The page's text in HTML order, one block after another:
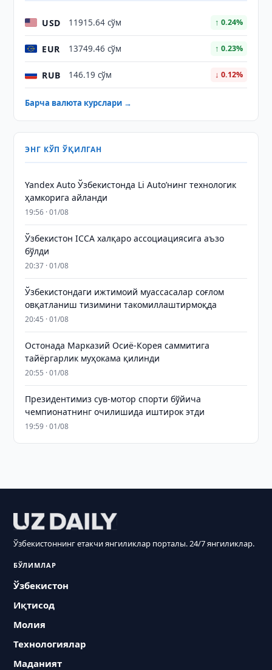
USD 11915.64 сўм ↑ 0.24%
EUR 13749.46 сўм ↑ 0.23%
RUB 146.19 сўм ↓ 0.12%
Барча валюта курслари →
ЭНГ КЎП ЎҚИЛГАН
Yandex Auto Ўзбекистонда Li Auto’нинг технологик
ҳамкорига айланди
19:56 · 01/08
Ўзбекистон ICCA халқаро ассоциациясига аъзо
бўлди
20:37 · 01/08
Ўзбекистондаги ижтимоий муассасалар соғлом
овқатланиш тизимини такомиллаштирмоқда
20:45 · 01/08
Остонада Марказий Осиё-Корея саммитига
тайёргарлик муҳокама қилинди
20:55 · 01/08
Президентимиз сув-мотор спорти бўйича
чемпионатнинг очилишида иштирок этди
19:59 · 01/08
Ўзбекистоннинг етакчи янгиликлар порталы. 24/7 янгиликлар.
БЎЛИМЛАР
Ўзбекистон
Иқтисод
Молия
Технологиялар
Маданият